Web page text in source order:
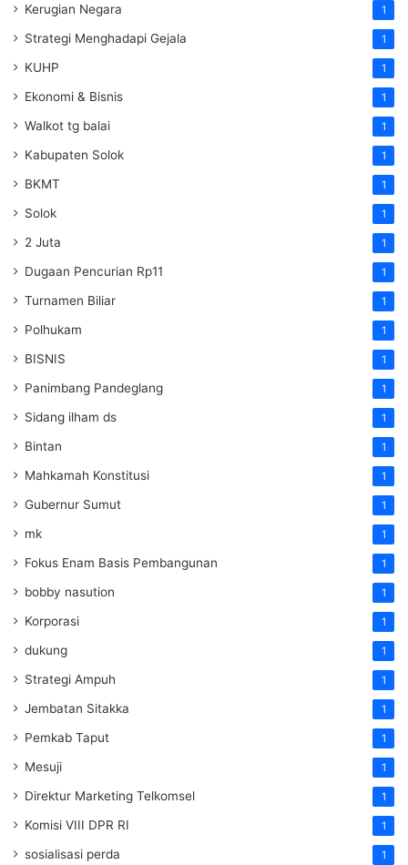
Kerugian Negara 1
Strategi Menghadapi Gejala 1
KUHP 1
Ekonomi & Bisnis 1
Walkot tg balai 1
Kabupaten Solok 1
BKMT 1
Solok 1
2 Juta 1
Dugaan Pencurian Rp11 1
Turnamen Biliar 1
Polhukam 1
BISNIS 1
Panimbang Pandeglang 1
Sidang ilham ds 1
Bintan 1
Mahkamah Konstitusi 1
Gubernur Sumut 1
mk 1
Fokus Enam Basis Pembangunan 1
bobby nasution 1
Korporasi 1
dukung 1
Strategi Ampuh 1
Jembatan Sitakka 1
Pemkab Taput 1
Mesuji 1
Direktur Marketing Telkomsel 1
Komisi VIII DPR RI 1
sosialisasi perda 1